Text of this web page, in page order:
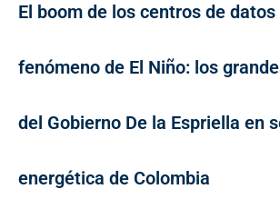
El boom de los centros de datos
fenómeno de El Niño: los
del Gobierno De la Espriella en
energética de Colombia